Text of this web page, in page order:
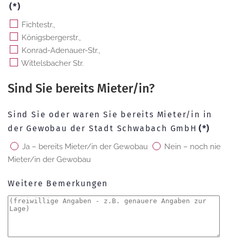
(*)
Fichtestr.,
Königsbergerstr.,
Konrad-Adenauer-Str.,
Wittelsbacher Str.
Sind Sie bereits Mieter/in?
Sind Sie oder waren Sie bereits Mieter/in in
der Gewobau der Stadt Schwabach GmbH (*)
Ja – bereits Mieter/in der Gewobau
Nein – noch nie
Mieter/in der Gewobau
Weitere Bemerkungen